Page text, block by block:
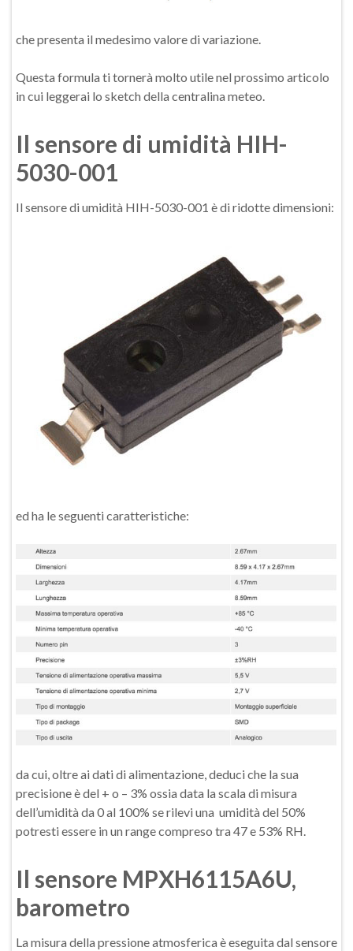
che presenta il medesimo valore di variazione.
Questa formula ti tornerà molto utile nel prossimo articolo
in cui leggerai lo sketch della centralina meteo.
Il sensore di umidità HIH-
5030-001
Il sensore di umidità HIH-5030-001 è di ridotte dimensioni:
ed ha le seguenti caratteristiche:
da cui, oltre ai dati di alimentazione, deduci che la sua
precisione è del + o – 3% ossia data la scala di misura
dell’umidità da 0 al 100% se rilevi una umidità del 50%
potresti essere in un range compreso tra 47 e 53% RH.
Il sensore MPXH6115A6U,
barometro
La misura della pressione atmosferica è eseguita dal sensore